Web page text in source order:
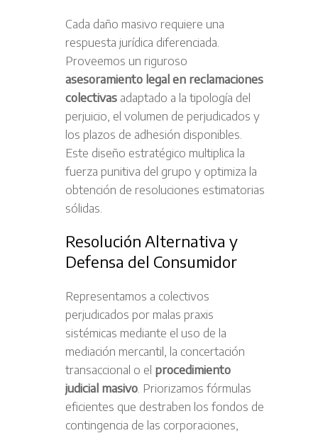
Cada daño masivo requiere una
respuesta jurídica diferenciada.
Proveemos un riguroso
asesoramiento legal en reclamaciones
colectivas adaptado a la tipología del
perjuicio, el volumen de perjudicados y
los plazos de adhesión disponibles.
Este diseño estratégico multiplica la
fuerza punitiva del grupo y optimiza la
obtención de resoluciones estimatorias
sólidas.
Resolución Alternativa y
Defensa del Consumidor
Representamos a colectivos
perjudicados por malas praxis
sistémicas mediante el uso de la
mediación mercantil, la concertación
transaccional o el procedimiento
judicial masivo . Priorizamos fórmulas
eficientes que destraben los fondos de
contingencia de las corporaciones,